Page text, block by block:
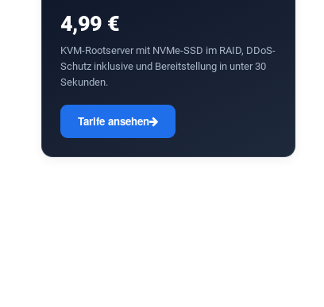
4,99 €
KVM-Rootserver mit NVMe-SSD im RAID, DDoS-
Schutz inklusive und Bereitstellung in unter 30
Sekunden.
Tarife ansehen